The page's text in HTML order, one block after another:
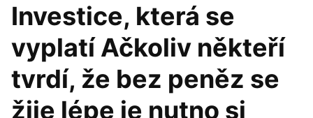
Investice, která se
vyplatí Ačkoliv někteří
tvrdí, že bez peněz se
žije lépe je nutno si